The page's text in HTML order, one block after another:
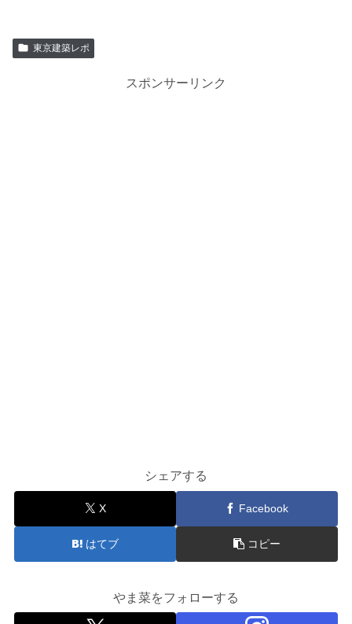
東京建築レポ
スポンサーリンク
シェアする
X Facebook
はてブ コピー
やま菜をフォローする